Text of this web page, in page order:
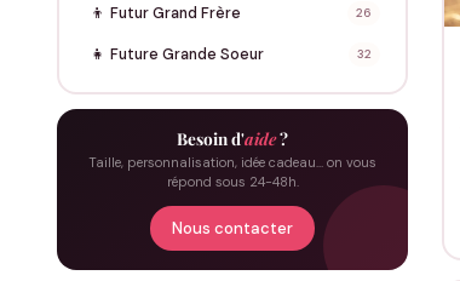
👦 Futur Grand Frère 26
👧 Future Grande Soeur 32
Besoin d'aide?
Taille, personnalisation, idée cadeau… on vous
répond sous 24-48h.
Nous contacter